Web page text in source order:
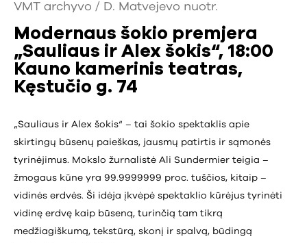
VMT archyvo / D. Matvejevo nuotr.
Modernaus šokio premjera
„Sauliaus ir Alex šokis“, 18:00
Kauno kamerinis teatras,
Kęstučio g. 74
„Sauliaus ir Alex šokis“ – tai šokio spektaklis apie
skirtingų būsenų paieškas, jausmų patirtis ir sąmonės
tyrinėjimus. Mokslo žurnalistė Ali Sundermier teigia –
žmogaus kūne yra 99.9999999 proc. tuščios, kitaip –
vidinės erdvės. Ši idėja įkvėpė spektaklio kūrėjus tyrinėti
vidinę erdvę kaip būseną, turinčią tam tikrą
medžiagiškumą, tekstūrą, skonį ir spalvą, būdingą